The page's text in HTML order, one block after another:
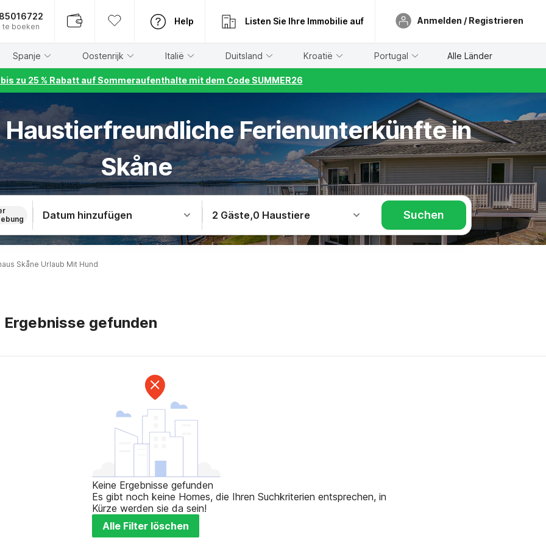
te boeken
Help Listen Sie Ihre Immobilie auf Anmelden / Registrieren
Spanje Oostenrijk Italië Duitsland Kroatië Portugal Alle Länder
zu 25 % Rabatt auf Sommeraufenthalte mit dem Code SUMMER26
Haustierfreundliche Ferienunterkünfte in
Skåne
Datum hinzufügen 2 Gäste,0 Haustiere Suchen
Skåne Urlaub Mit Hund
Ergebnisse gefunden
Keine Ergebnisse gefunden
Es gibt noch keine Homes, die Ihren Suchkriterien entsprechen, in
Kürze werden sie da sein!
Alle Filter löschen